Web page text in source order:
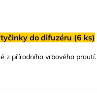
do difuzéru (6 ks)
z přírodního vrbového